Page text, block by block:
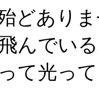
どあり
んでい
て光っ